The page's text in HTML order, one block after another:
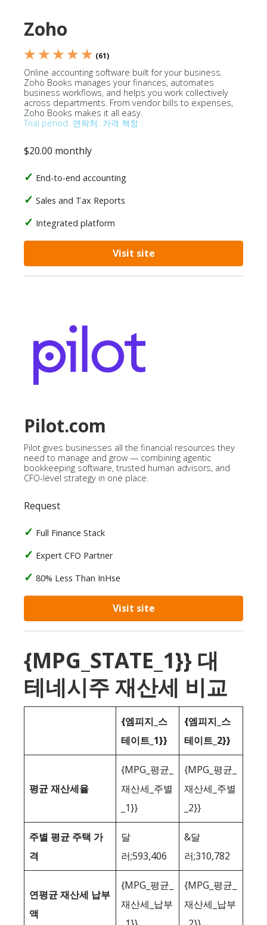
Zoho
★ ★ ★ ★ ★ (61)
Online accounting software built for your business.
Zoho Books manages your finances, automates
business workflows, and helps you work collectively
across departments. From vendor bills to expenses,
Zoho Books makes it all easy.
Trial period 연락처 가격 책정
$20.00 monthly
End-to-end accounting
Sales and Tax Reports
Integrated platform
Visit site
Pilot.com
Pilot gives businesses all the financial resources they
need to manage and grow — combining agentic
bookkeeping software, trusted human advisors, and
CFO-level strategy in one place.
Request
Full Finance Stack
Expert CFO Partner
80% Less Than InHse
Visit site
{MPG_STATE_1}} 대
테네시주 재산세 비교
{엠피지_스
테이트_1}}
{엠피지_스
테이트_2}}
평균 재산세율
{MPG_평균_
재산세_주별
_1}}
{MPG_평균_
재산세_주별
_2}}
주별 평균 주택 가
격
달
러;593,406
&달
러;310,782
연평균 재산세 납부
액
{MPG_평균_
재산세_납부
{MPG_평균_
재산세_납부